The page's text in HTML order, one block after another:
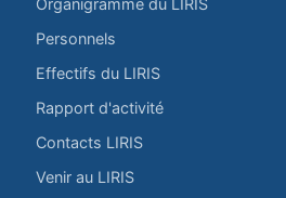
Organigramme du LIRIS
Personnels
Effectifs du LIRIS
Rapport d'activité
Contacts LIRIS
Venir au LIRIS